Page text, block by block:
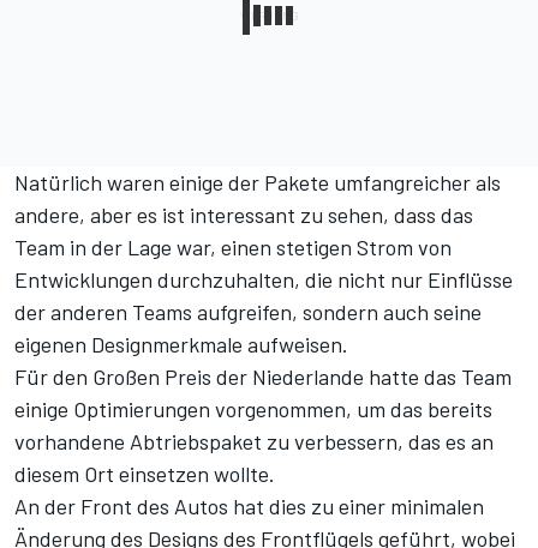
Natürlich waren einige der Pakete umfangreicher als
andere, aber es ist interessant zu sehen, dass das
Team in der Lage war, einen stetigen Strom von
Entwicklungen durchzuhalten, die nicht nur Einflüsse
der anderen Teams aufgreifen, sondern auch seine
eigenen Designmerkmale aufweisen.
Für den Großen Preis der Niederlande hatte das Team
einige Optimierungen vorgenommen, um das bereits
vorhandene Abtriebspaket zu verbessern, das es an
diesem Ort einsetzen wollte.
An der Front des Autos hat dies zu einer minimalen
Änderung des Designs des Frontflügels geführt, wobei